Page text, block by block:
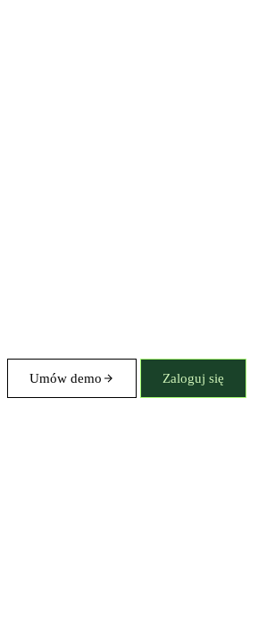
Umów demo Zaloguj się